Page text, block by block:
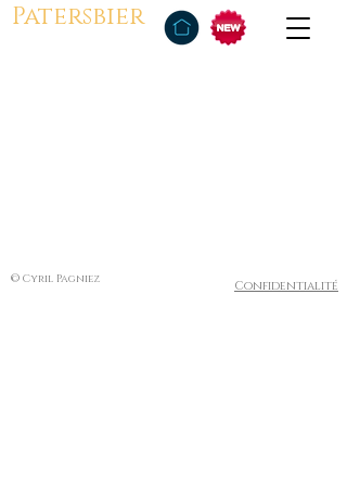
Patersbier
© Cyril Pagniez Confidentialité